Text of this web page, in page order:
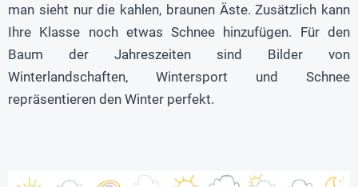
man sieht nur die kahlen, braunen Äste. Zusätzlich kann
Ihre Klasse noch etwas Schnee hinzufügen. Für den
Baum der Jahreszeiten sind Bilder von
Winterlandschaften, Wintersport und Schnee
repräsentieren den Winter perfekt.